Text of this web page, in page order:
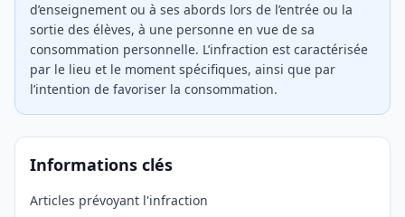
d’enseignement ou à ses abords lors de l’entrée ou la
sortie des élèves, à une personne en vue de sa
consommation personnelle. L’infraction est caractérisée
par le lieu et le moment spécifiques, ainsi que par
l’intention de favoriser la consommation.
Informations clés
Articles prévoyant l'infraction